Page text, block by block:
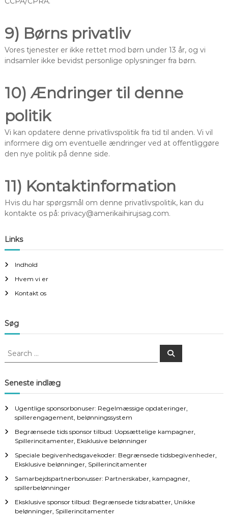
9) Børns privatliv
Vores tjenester er ikke rettet mod børn under 13 år, og vi
indsamler ikke bevidst personlige oplysninger fra børn.
10) Ændringer til denne
politik
Vi kan opdatere denne privatlivspolitik fra tid til anden. Vi vil
informere dig om eventuelle ændringer ved at offentliggøre
den nye politik på denne side.
11) Kontaktinformation
Hvis du har spørgsmål om denne privatlivspolitik, kan du
kontakte os på: privacy@amerikaihirujsag.com.
Links
Indhold
Hvem vi er
Kontakt os
Søg
S
r
c
f
r
S
Seneste indlæg
Ugentlige sponsorbonuser: Regelmæssige opdateringer,
spillerengagement, belønningssystem
Begrænsede tids sponsor tilbud: Uopsættelige kampagner,
Spillerincitamenter, Eksklusive belønninger
Speciale begivenhedsgavekoder: Begrænsede tidsbegivenheder,
Eksklusive belønninger, Spillerincitamenter
Samarbejdspartnerbonusser: Partnerskaber, kampagner,
spillerbelønninger
Eksklusive sponsor tilbud: Begrænsede tidsrabatter, Unikke
belønninger, Spillerincitamenter